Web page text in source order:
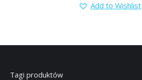
Add to Wishlist
Tagi produktów